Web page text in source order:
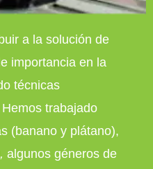
a la solución de
importancia en la
técnicas
trabajado
(banano y plátano),
algunos géneros de